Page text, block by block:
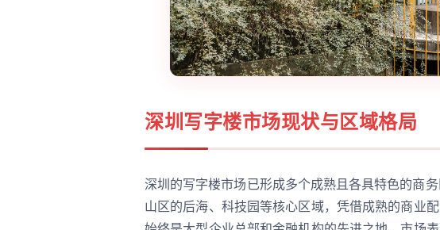
深圳写字楼市场现状与区域格局
深圳的写字楼市场已形成多个成熟且各具特色的商
山区的后海、科技园等核心区域，凭借成熟的商业